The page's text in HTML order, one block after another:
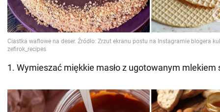
1. Wymieszać miękkie masło z ugotowanym